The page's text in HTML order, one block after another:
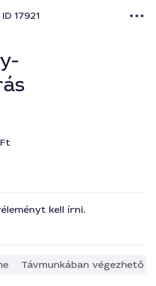
ID 17921
kell írni.
Távmunkában végezhető